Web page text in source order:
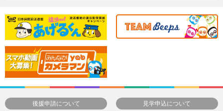
後援申請について 見学申込について